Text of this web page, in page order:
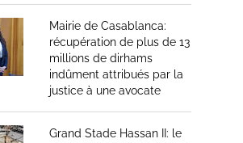
Mairie de Casablanca:
récupération de plus de 13
millions de dirhams
indûment attribués par la
justice à une avocate
Grand Stade Hassan II: le